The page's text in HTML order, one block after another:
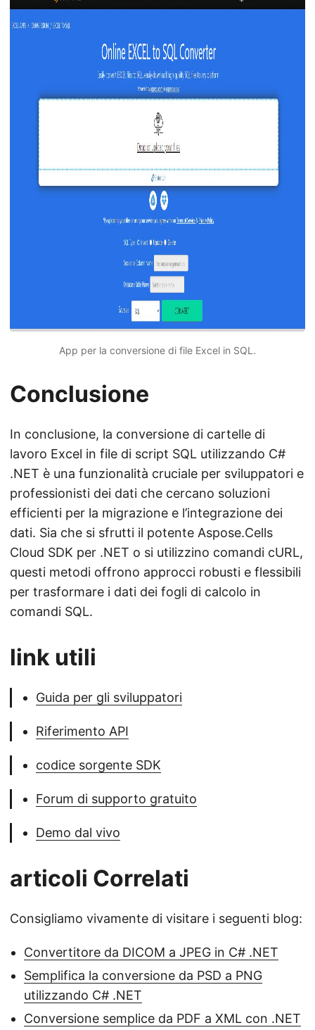
App per la conversione di file Excel in SQL.
Conclusione
In conclusione, la conversione di cartelle di
lavoro Excel in file di script SQL utilizzando C#
.NET è una funzionalità cruciale per sviluppatori e
professionisti dei dati che cercano soluzioni
efficienti per la migrazione e l’integrazione dei
dati. Sia che si sfrutti il potente Aspose.Cells
Cloud SDK per .NET o si utilizzino comandi cURL,
questi metodi offrono approcci robusti e flessibili
per trasformare i dati dei fogli di calcolo in
comandi SQL.
link utili
Guida per gli sviluppatori
Riferimento API
codice sorgente SDK
Forum di supporto gratuito
Demo dal vivo
articoli Correlati
Consigliamo vivamente di visitare i seguenti blog:
Convertitore da DICOM a JPEG in C# .NET
Semplifica la conversione da PSD a PNG
utilizzando C# .NET
Conversione semplice da PDF a XML con .NET